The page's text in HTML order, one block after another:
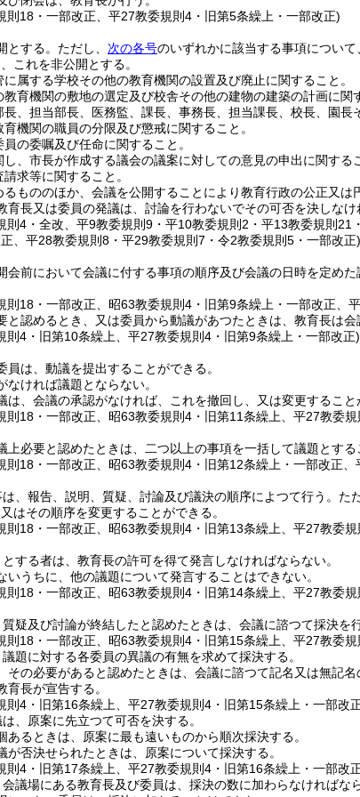
則18・一部改正、平27教委規則4・旧第5条繰上・一部改正)
とする。 ただし、 次の各号のいずれかに該当する事項につい
これを非公開とする。
属する学校その他の教育機関の設置及び廃止に関すること。
育機関の敷地の選定及び校舎その他の建物の建築の計画に関
、担当部長、医務監、課長、事務長、担当課長、校長、園長
機関の職員の分限及び懲戒に関すること。
の委嘱及び任命に関すること。
、市長が作成する議会の議案に対しての意見の申出に関する
求等に関すること。
るもののほか、会議を公開することにより教育行政の公正又
育長又は委員の発議は、討論を行わないでその可否を決しなけ
則4・全改、平9教委規則9・平10教委規則2・平13教委規則
正、平28教委規則8・平29教委規則7・令2教委規則5・一部改正)
会前において会議に付する事項の順序及び会議の日時を定め
則18・一部改正、昭63教委規則4・旧第9条繰上・一部改正、
と認めるとき、又は委員から動議があつたときは、教育長は
則4・旧第10条繰上、平27教委規則4・旧第9条繰上・一部改正)
員は、動議を提出することができる。
なければ議題とならない。
は、会議の承認がなければ、これを撤回し、又は変更すること
則18・一部改正、昭63教委規則4・旧第11条繰上、平27教委
上必要と認めたときは、二つ以上の事項を一括して議題とする
則18・一部改正、昭63教委規則4・旧第12条繰上・一部改正
、報告、説明、質疑、討論及び議決の順序によつて行う。 た
はその順序を変更することができる。
則18・一部改正、昭63教委規則4・旧第13条繰上、平27教委
する者は、教育長の許可を得て発言しなければならない。
いうちに、他の議題について発言することはできない。
則18・一部改正、昭63教委規則4・旧第14条繰上、平27教委
疑及び討論が終結したと認めたときは、会議に諮つて採決を
則18・一部改正、昭63教委規則4・旧第15条繰上、平27教委
題に対する各委員の異議の有無を求めて採決する。
その必要があると認めたときは、会議に諮つて記名又は無記名
育長が宣告する。
則4・旧第16条繰上、平27教委規則4・旧第15条繰上・一部改
、原案に先立つて可否を決する。
あるときは、原案に最も遠いものから順次採決する。
が否決せられたときは、原案について採決する。
則4・旧第17条繰上、平27教委規則4・旧第16条繰上・一部改
議場にある教育長及び委員は、採決の数に加わらなければなら